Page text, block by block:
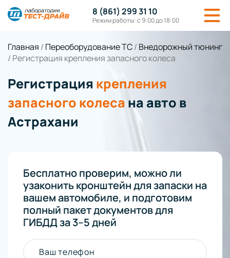
8 (861) 299 31 10
Режим работы: с 9:00 до 18:00
Главная / Переоборудование ТС/ Внедорожный тюнинг
/ Регистрация крепления запасного колеса
Регистрация крепления
запасного колеса на авто в
Астрахани
Бесплатно проверим, можно ли
узаконить кронштейн для запаски на
вашем автомобиле, и подготовим
полный пакет документов для
ГИБДД за 3–5 дней
Ваш телефон